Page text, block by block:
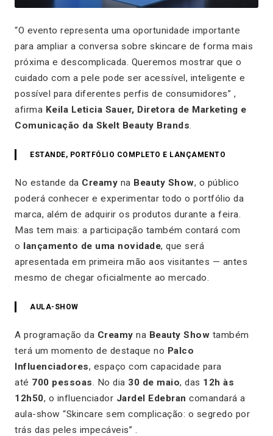
“O evento representa uma oportunidade importante
para ampliar a conversa sobre skincare de forma mais
próxima e descomplicada. Queremos mostrar que o
cuidado com a pele pode ser acessível, inteligente e
possível para diferentes perfis de consumidores” ,
afirma Keila Leticia Sauer, Diretora de Marketing e
Comunicação da Skelt Beauty Brands.
ESTANDE, PORTFÓLIO COMPLETO E LANÇAMENTO
No estande da Creamy na Beauty Show, o público
poderá conhecer e experimentar todo o portfólio da
marca, além de adquirir os produtos durante a feira.
Mas tem mais: a participação também contará com
o lançamento de uma novidade, que será
apresentada em primeira mão aos visitantes — antes
mesmo de chegar oficialmente ao mercado.
AULA-SHOW
A programação da Creamy na Beauty Show também
terá um momento de destaque no Palco
Influenciadores, espaço com capacidade para
até 700 pessoas. No dia 30 de maio, das 12h às
12h50, o influenciador Jardel Edebran comandará a
aula-show “Skincare sem complicação: o segredo por
trás das peles impecáveis” .